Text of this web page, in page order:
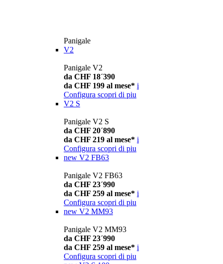
Panigale
V2
Panigale V2
da CHF 18´390
da CHF 199 al mese* i
Configura scopri di piu
V2 S
Panigale V2 S
da CHF 20´890
da CHF 219 al mese* i
Configura scopri di piu
new V2 FB63
Panigale V2 FB63
da CHF 23´990
da CHF 259 al mese* i
Configura scopri di piu
new V2 MM93
Panigale V2 MM93
da CHF 23´990
da CHF 259 al mese* i
Configura scopri di piu